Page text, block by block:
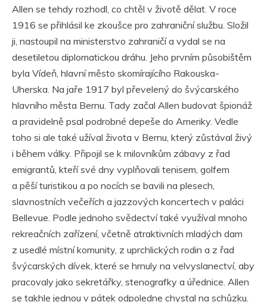
Allen se tehdy rozhodl, co chtěl v životě dělat. V roce
1916 se přihlásil ke zkoušce pro zahraniční službu. Složil
ji, nastoupil na ministerstvo zahraničí a vydal se na
desetiletou diplomatickou dráhu. Jeho prvním působištěm
byla Vídeň, hlavní město skomírajícího Rakouska-
Uherska. Na jaře 1917 byl převelený do švýcarského
hlavního města Bernu. Tady začal Allen budovat špionáž
a pravidelně psal podrobné depeše do Ameriky. Vedle
toho si ale také užíval života v Bernu, který zůstával živý
i během války. Připojil se k milovníkům zábavy z řad
emigrantů, kteří své dny vyplňovali tenisem, golfem
a pěší turistikou a po nocích se bavili na plesech,
slavnostních večeřích a jazzových koncertech v paláci
Bellevue. Podle jednoho svědectví také využíval mnoho
rekreačních zařízení, včetně atraktivních mladých dam
z usedlé místní komunity, z uprchlických rodin a z řad
švýcarských dívek, které se hrnuly na velvyslanectví, aby
pracovaly jako sekretářky, stenografky a úřednice. Allen
se takhle jednou v pátek odpoledne chystal na schůzku.